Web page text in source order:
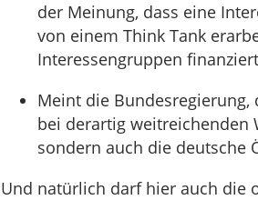
der Meinung, dass eine
von einem Think Tank
Interessengruppen
Meint die Bundesregierung,
bei derartig weitreichenden
sondern auch die deutsche
Und natürlich darf hier auch die